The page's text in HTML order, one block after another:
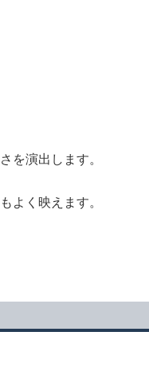
を演出します。
よく映えます。